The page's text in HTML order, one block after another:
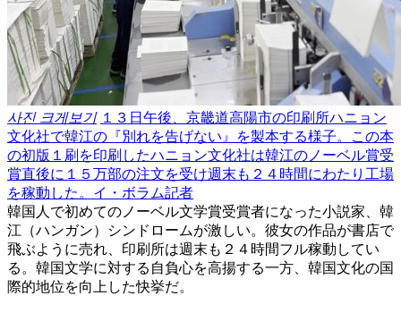
사진 크게보기 １３日午後、京畿道高陽市の印刷所ハニョン
文化社で韓江の『別れを告げない』を製本する様子。この本
の初版１刷を印刷したハニョン文化社は韓江のノーベル賞受
賞直後に１５万部の注文を受け週末も２４時間にわたり工場
を稼動した。イ・ボラム記者
韓国人で初めてのノーベル文学賞受賞者になった小説家、韓
江（ハンガン）シンドロームが激しい。彼女の作品が書店で
飛ぶように売れ、印刷所は週末も２４時間フル稼動してい
る。韓国文学に対する自負心を高揚する一方、韓国文化の国
際的地位を向上した快挙だ。